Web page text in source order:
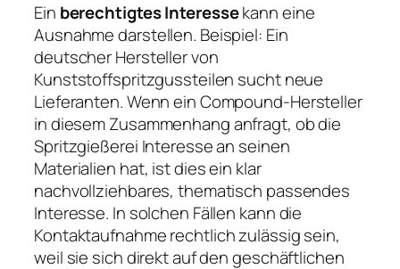
Ein berechtigtes Interessekann eine
Ausnahme darstellen. Beispiel: Ein
deutscher Hersteller von
Kunststoffspritzgussteilen sucht neue
Lieferanten. Wenn ein Compound‑Hersteller
in diesem Zusammenhang anfragt, ob die
Spritzgießerei Interesse an seinen
Materialien hat, ist dies ein klar
nachvollziehbares, thematisch passendes
Interesse. In solchen Fällen kann die
Kontaktaufnahme rechtlich zulässig sein,
weil sie sich direkt auf den geschäftlichen